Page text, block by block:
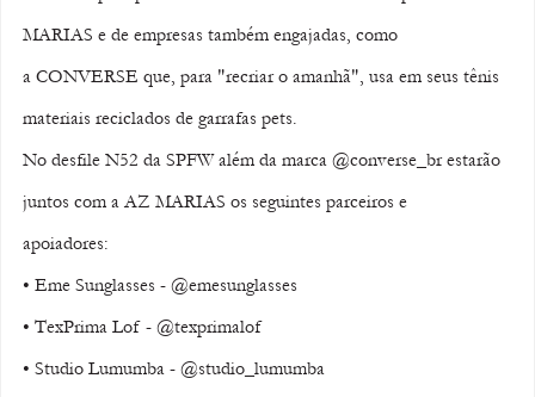
MARIAS e de empresas também engajadas, como
a CONVERSE que, para "recriar o amanhã", usa em seus tênis
materiais reciclados de garrafas pets.
No desfile N52 da SPFW além da marca @converse_br estarão
juntos com a AZ MARIAS os seguintes parceiros e
apoiadores:
• Eme Sunglasses - @emesunglasses
• TexPrima Lof - @texprimalof
• Studio Lumumba - @studio_lumumba